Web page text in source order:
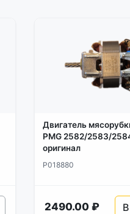
Двигатель
PMG 2582/2583/
оригинал
P018880
2490.00 ₽